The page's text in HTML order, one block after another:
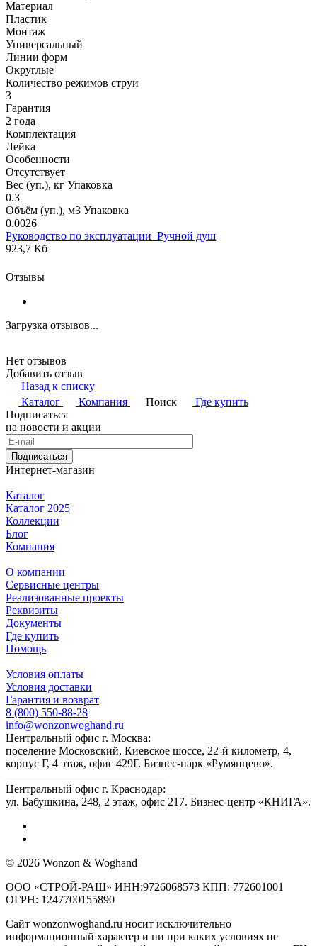
Материал
Пластик
Монтаж
Универсальный
Линии форм
Округлые
Количество режимов струи
3
Гарантия
2 года
Комплектация
Лейка
Особенности
Отсутствует
Вес (уп.), кг Упаковка
0.3
Объём (уп.), м3 Упаковка
0.0026
Руководство по эксплуатации_Ручной душ
923,7 Кб
Отзывы
Загрузка отзывов...
Нет отзывов
Добавить отзыв
Назад к списку
Каталог
Компания Поиск
Где купить
Подписаться
на новости и акции
Подписаться
Интернет-магазин
Каталог
Каталог 2025
Коллекции
Блог
Компания
О компании
Сервисные центры
Реализованные проекты
Реквизиты
Документы
Где купить
Помощь
Условия оплаты
Условия доставки
Гарантия и возврат
8 (800) 550-88-28
info@wonzonwoghand.ru
Центральный офис г. Москва:
поселение Московский, Киевское шоссе, 22-й километр, 4,
корпус Г, 4 этаж, офис 429Г. Бизнес-парк «Румянцево».
Центральный офис г. Краснодар:
ул. Бабушкина, 248, 2 этаж, офис 217. Бизнес-центр «КНИГА».
© 2026 Wonzon & Woghand
ООО «СТРОЙ-РАШ» ИНН:9726068573 КПП: 772601001
ОГРН: 1247700155890
Сайт wonzonwoghand.ru носит исключительно
информационный характер и ни при каких условиях не